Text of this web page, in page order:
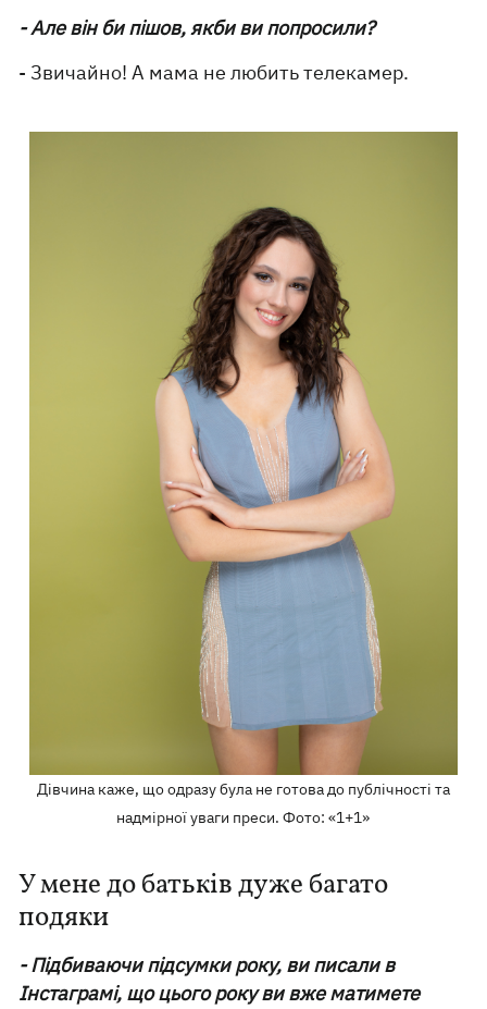
- Але він би пішов, якби ви попросили?
- Звичайно! А мама не любить телекамер.
Дівчина каже, що одразу була не готова до публічності та
надмірної уваги преси. Фото: «1+1»
У мене до батьків дуже багато
подяки
- Підбиваючи підсумки року, ви писали в
Інстаграмі, що цього року ви вже матимете